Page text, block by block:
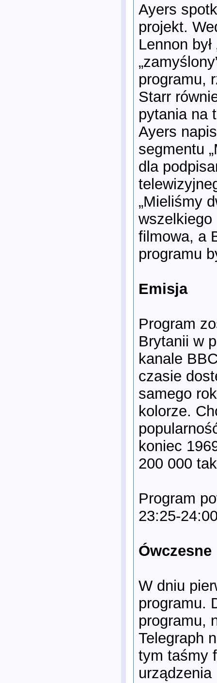
Ayers
projekt.
Lennon
programu,
Starr
pytania na
Ayers
segmentu
dla
„Mieliśmy
filmowa, a
programu
Emisja
Program
Brytanii w
kanale
czasie
samego
kolorze.
koniec
200 000
Program
23:25-
Ówczesne
W dniu
programu.
programu,
Telegraph
tym taśmy
urządzenia